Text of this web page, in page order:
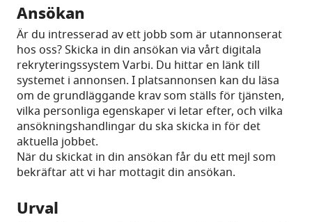
Ansökan
Är du intresserad av ett jobb som är utannonserat
hos oss? Skicka in din ansökan via vårt digitala
rekryteringssystem Varbi. Du hittar en länk till
systemet i annonsen. I platsannonsen kan du läsa
om de grundläggande krav som ställs för tjänsten,
vilka personliga egenskaper vi letar efter, och vilka
ansökningshandlingar du ska skicka in för det
aktuella jobbet.
När du skickat in din ansökan får du ett mejl som
bekräftar att vi har mottagit din ansökan.
Urval